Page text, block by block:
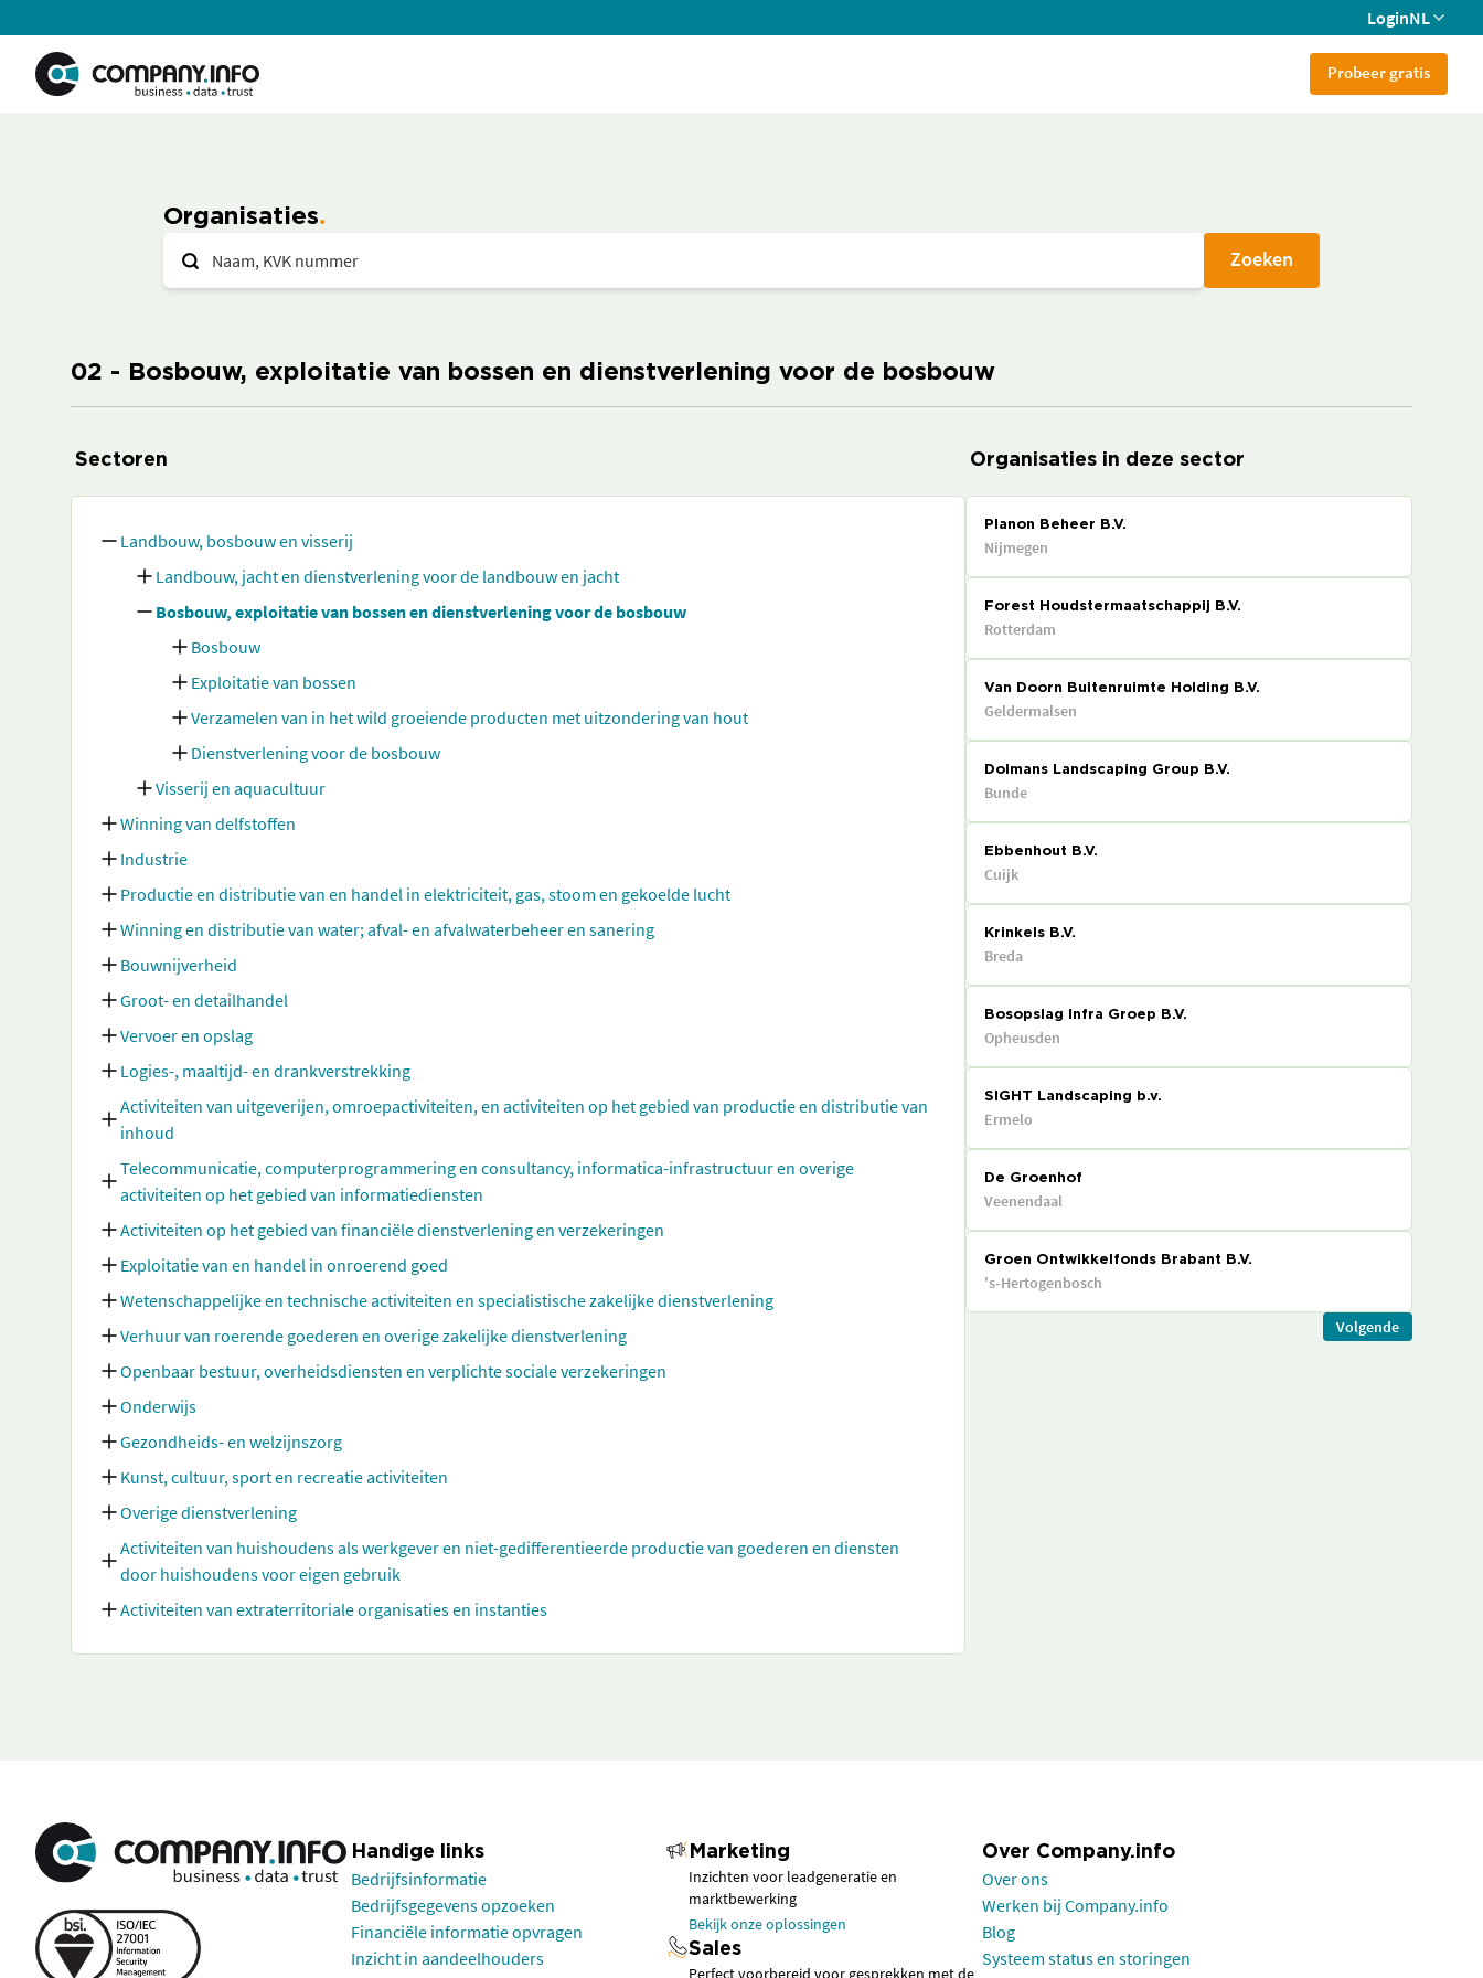
LoginNL
Probeer gratis
Organisaties
Zoeken
02 - Bosbouw, exploitatie van bossen en dienstverlening voor de bosbouw
Sectoren
Landbouw, bosbouw en visserij
Landbouw, jacht en dienstverlening voor de landbouw en jacht
Bosbouw, exploitatie van bossen en dienstverlening voor de bosbouw
Bosbouw
Exploitatie van bossen
Verzamelen van in het wild groeiende producten met uitzondering van hout
Dienstverlening voor de bosbouw
Visserij en aquacultuur
Winning van delfstoffen
Industrie
Productie en distributie van en handel in elektriciteit, gas, stoom en gekoelde lucht
Winning en distributie van water; afval- en afvalwaterbeheer en sanering
Bouwnijverheid
Groot- en detailhandel
Vervoer en opslag
Logies-, maaltijd- en drankverstrekking
Activiteiten van uitgeverijen, omroepactiviteiten, en activiteiten op het gebied van productie en distributie van
inhoud
Telecommunicatie, computerprogrammering en consultancy, informatica-infrastructuur en overige
activiteiten op het gebied van informatiediensten
Activiteiten op het gebied van financiële dienstverlening en verzekeringen
Exploitatie van en handel in onroerend goed
Wetenschappelijke en technische activiteiten en specialistische zakelijke dienstverlening
Verhuur van roerende goederen en overige zakelijke dienstverlening
Openbaar bestuur, overheidsdiensten en verplichte sociale verzekeringen
Onderwijs
Gezondheids- en welzijnszorg
Kunst, cultuur, sport en recreatie activiteiten
Overige dienstverlening
Activiteiten van huishoudens als werkgever en niet-gedifferentieerde productie van goederen en diensten
door huishoudens voor eigen gebruik
Activiteiten van extraterritoriale organisaties en instanties
Organisaties in deze sector
Planon Beheer B.V.
Nijmegen
Forest Houdstermaatschappij B.V.
Rotterdam
Van Doorn Buitenruimte Holding B.V.
Geldermalsen
Dolmans Landscaping Group B.V.
Bunde
Ebbenhout B.V.
Cuijk
Krinkels B.V.
Breda
Bosopslag Infra Groep B.V.
Opheusden
SIGHT Landscaping b.v.
Ermelo
De Groenhof
Veenendaal
Groen Ontwikkelfonds Brabant B.V.
's-Hertogenbosch
Volgende
Handige links
Bedrijfsinformatie
Bedrijfsgegevens opzoeken
Financiële informatie opvragen
Inzicht in aandeelhouders
Marketing
Inzichten voor leadgeneratie en
marktbewerking
Bekijk onze oplossingen
Sales
Perfect voorbereid voor gesprekken met de
Over Company.info
Over ons
Werken bij Company.info
Blog
Systeem status en storingen